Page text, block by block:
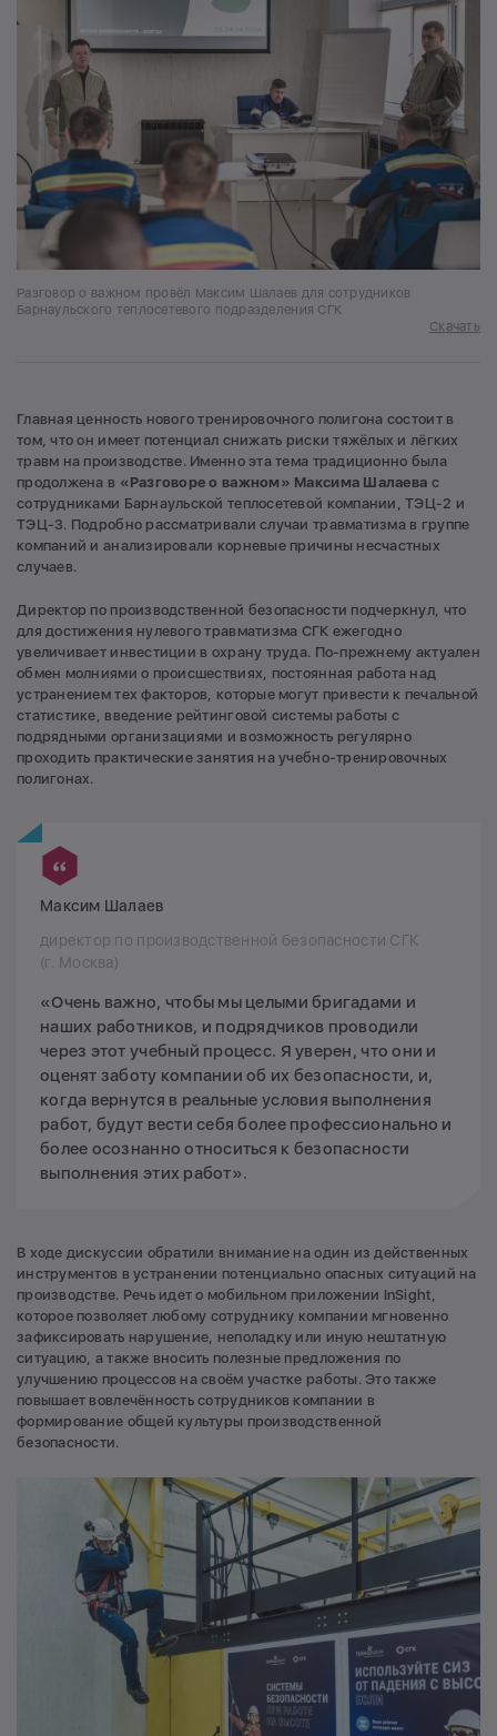
Разговор о важном провёл Максим Шалаев для сотрудников
Барнаульского теплосетевого подразделения СГК
Скачать
Главная ценность нового тренировочного полигона состоит в
том, что он имеет потенциал снижать риски тяжёлых и лёгких
травм на производстве. Именно эта тема традиционно была
продолжена в «Разговоре о важном» Максима Шалаева с
сотрудниками Барнаульской теплосетевой компании, ТЭЦ-2 и
ТЭЦ-3. Подробно рассматривали случаи травматизма в группе
компаний и анализировали корневые причины несчастных
случаев.
Директор по производственной безопасности подчеркнул, что
для достижения нулевого травматизма СГК ежегодно
увеличивает инвестиции в охрану труда. По-прежнему актуален
обмен молниями о происшествиях, постоянная работа над
устранением тех факторов, которые могут привести к печальной
статистике, введение рейтинговой системы работы с
подрядными организациями и возможность регулярно
проходить практические занятия на учебно-тренировочных
полигонах.
Максим Шалаев
директор по производственной безопасности СГК
(г. Москва)
«Очень важно, чтобы мы целыми бригадами и
наших работников, и подрядчиков проводили
через этот учебный процесс. Я уверен, что они и
оценят заботу компании об их безопасности, и,
когда вернутся в реальные условия выполнения
работ, будут вести себя более профессионально и
более осознанно относиться к безопасности
выполнения этих работ».
В ходе дискуссии обратили внимание на один из действенных
инструментов в устранении потенциально опасных ситуаций на
производстве. Речь идет о мобильном приложении InSight,
которое позволяет любому сотруднику компании мгновенно
зафиксировать нарушение, неполадку или иную нештатную
ситуацию, а также вносить полезные предложения по
улучшению процессов на своём участке работы. Это также
повышает вовлечённость сотрудников компании в
формирование общей культуры производственной
безопасности.